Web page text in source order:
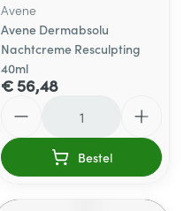
Avene
Avene Dermabsolu
Nachtcreme Resculpting
40ml
€ 56,48
Bestel